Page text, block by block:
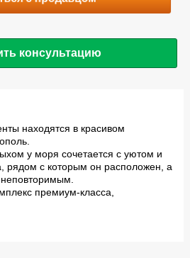
консультацию
находятся в красивом
у моря сочетается с уютом и
рядом с которым он расположен, а
премиум-класса,
центра города Созополь и в 300 м